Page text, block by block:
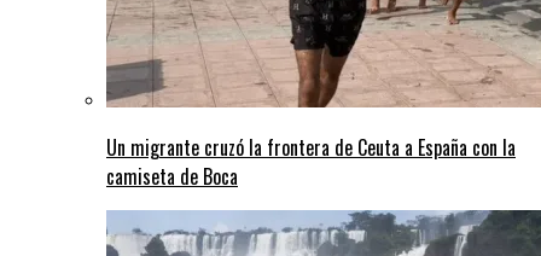
Un migrante cruzó la frontera de Ceuta a España con la
camiseta de Boca